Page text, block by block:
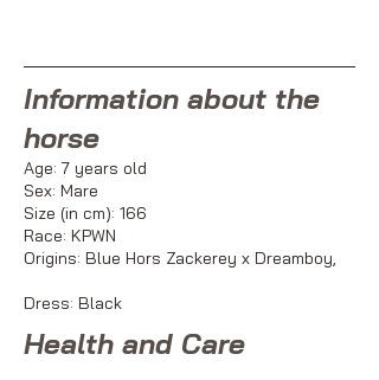
Information about the
horse
Age: 7 years old
Sex: Mare
Size (in cm): 166
Race: KPWN
Origins: Blue Hors Zackerey x Dreamboy,
Dress: Black
Health and Care